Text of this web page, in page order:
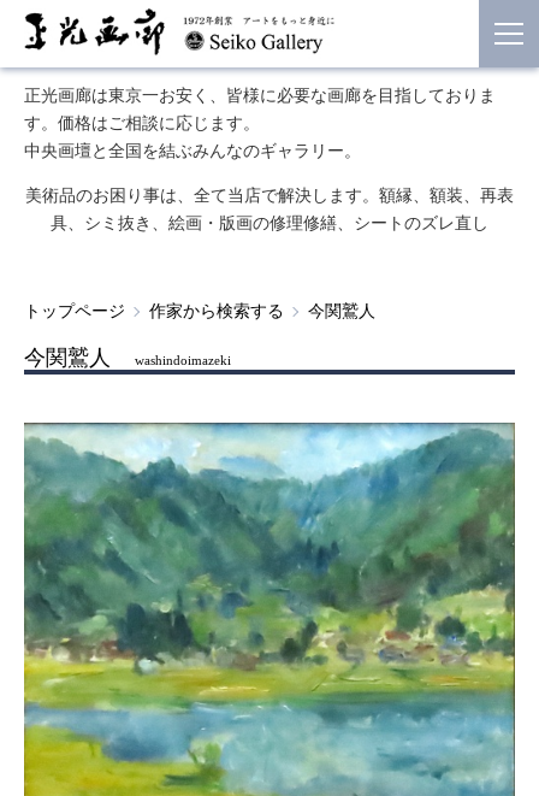
正光画廊は東京一お安く、皆様に必要な画廊を目指しておりま
す。価格はご相談に応じます。
中央画壇と全国を結ぶみんなのギャラリー。
美術品のお困り事は、全て当店で解決します。額縁、額装、再表
具、シミ抜き、絵画・版画の修理修繕、シートのズレ直し
トップページ 作家から検索する 今関鷲人
今関鷲人 washindoimazeki